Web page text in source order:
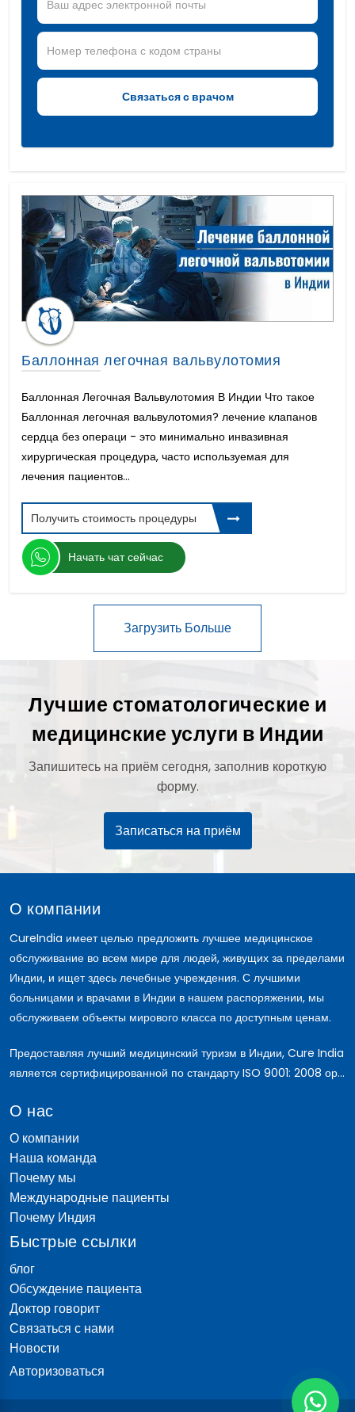
Баллонная легочная вальвулотомия
Баллонная Легочная Вальвулотомия В Индии Что такое
Баллонная легочная вальвулотомия? лечение клапанов
сердца без операци - это минимально инвазивная
хирургическая процедура, часто используемая для
лечения пациентов...
Получить стоимость процедуры
Начать чат сейчас
Лучшие стоматологические и
медицинские услуги в Индии
Запишитесь на приём сегодня, заполнив короткую
форму.
Записаться на приём
О компании
CureIndia имеет целью предложить лучшее медицинское
обслуживание во всем мире для людей, живущих за пределами
Индии, и ищет здесь лечебные учреждения. С лучшими
больницами и врачами в Индии в нашем распоряжении, мы
обслуживаем объекты мирового класса по доступным ценам.
Предоставляя лучший медицинский туризм в Индии, Cure India
является сертифицированной по стандарту ISO 9001: 2008 ор...
О нас
О компании
Наша команда
Почему мы
Международные пациенты
Почему Индия
Быстрые ссылки
блог
Обсуждение пациента
Доктор говорит
Связаться с нами
Новости
Авторизоваться